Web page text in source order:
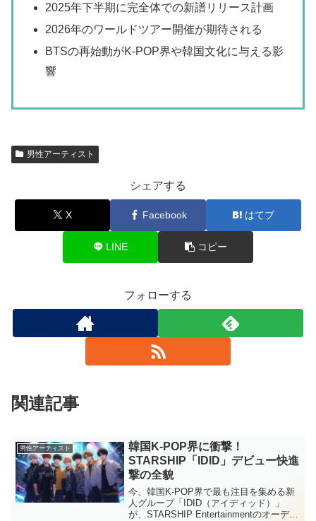
2025年下半期に完全体での新譜リリース計画
2026年のワールドツアー開催が期待される
BTSの再始動がK-POP界や韓国文化に与える影
響
男性アーティスト
シェアする
X Facebook はてブ
LINE コピー
フォローする
関連記事
男性アーティスト
韓国K‑POP界に衝撃！
STARSHIP「IDID」デビュー快進
撃の全貌
今、韓国K‑POP界で最も注目を集める新
人グループ「IDID（アイディッド）」
が、STARSHIP Entertainmentのオーディ